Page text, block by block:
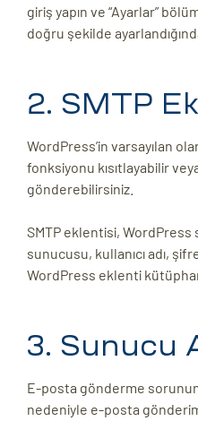
giriş yapın ve “Ayarlar”
doğru şekilde
2. SMTP
WordPress’in varsayılan
fonksiyonu kısıtlayabilir
gönderebilirsiniz.
SMTP eklentisi, WordPress
sunucusu, kullanıcı adı,
WordPress eklenti
3. Sunucu
E-posta gönderme
nedeniyle e-posta